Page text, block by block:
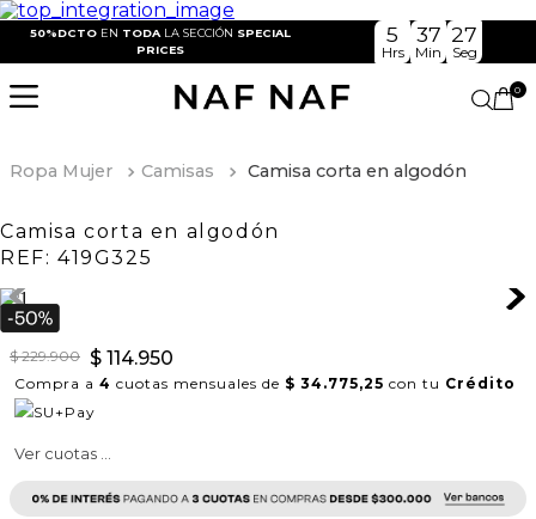
50%DCTO EN TODA LA SECCIÓN SPECIAL
PRICES
5
Hrs
37
Min
27
Seg
0
Ropa Mujer Camisas Camisa corta en algodón
Camisa corta en algodón
REF: 419G325
$ 229.900 $ 114.950
Compra a 4 cuotas mensuales de $ 34.775,25 con tu Crédito
Ver cuotas ...